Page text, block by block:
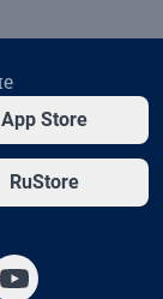
App Store
RuStore